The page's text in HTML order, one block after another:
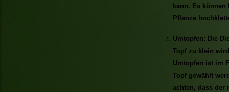
kann. Es
Pflanze
Umtopfen: Die
Topf zu klein
Umtopfen ist im
Topf gewählt
achten, dass der